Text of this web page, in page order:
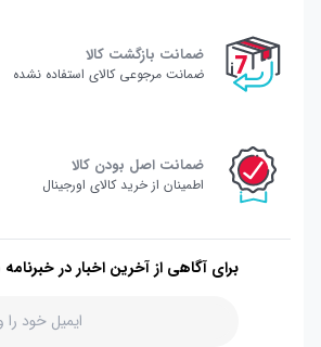
ضمانت بازگشت کالا
ضمانت مرجوعی کالای استفاده نشده
ضمانت اصل بودن کالا
اطمینان از خرید کالای اورجینال
برای آگاهی از آخرین اخبار در